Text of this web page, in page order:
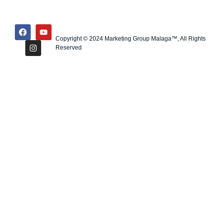
Copyright © 2024 Marketing Group Malaga™, All Rights
Reserved